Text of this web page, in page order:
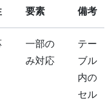
要素
備考
一部の
み対応
テー
ブル
内の
セル